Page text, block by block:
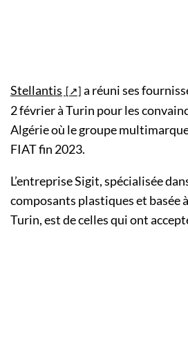
Stellantis
a réuni ses
2 février à Turin pour les
Algérie où le groupe
FIAT fin 2023.
L’entreprise Sigit, spécialisée
composants plastiques et basée
Turin, est de celles qui ont